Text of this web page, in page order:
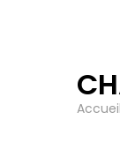
Accueil